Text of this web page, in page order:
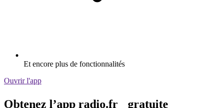
Et encore plus de fonctionnalités
Ouvrir l'app
Obtenez l’app radio.fr gratuite